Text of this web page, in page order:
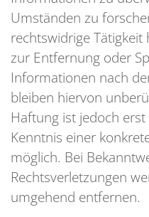
Umständen zu
rechtswidrige
zur Entfernung oder
Informationen nach
bleiben hiervon
Haftung ist jedoch
Kenntnis einer
möglich. Bei
Rechtsverletzungen
umgehend entfernen.